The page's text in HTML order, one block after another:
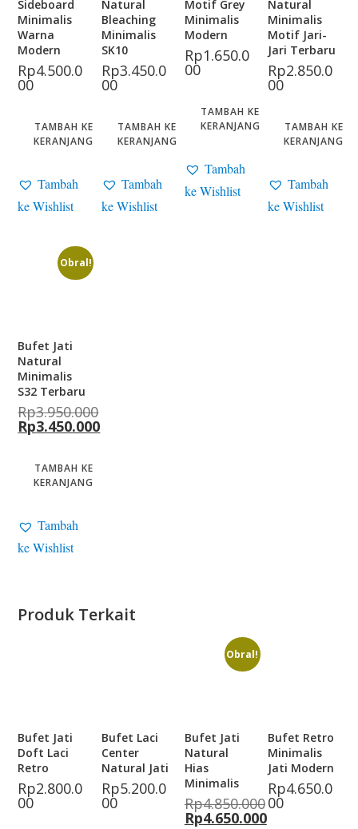
Sideboard
Minimalis
Warna
Modern
Rp4.500.0
00
TAMBAH KE
KERANJANG
Tambah
ke Wishlist
Natural
Bleaching
Minimalis
SK10
Rp3.450.0
00
TAMBAH KE
KERANJANG
Tambah
ke Wishlist
Motif Grey
Minimalis
Modern
Rp1.650.0
00
TAMBAH KE
KERANJANG
Tambah
ke Wishlist
Natural
Minimalis
Motif Jari-
Jari Terbaru
Rp2.850.0
00
TAMBAH KE
KERANJANG
Tambah
ke Wishlist
Obral!
Bufet Jati
Natural
Minimalis
S32 Terbaru
Rp3.950.000
Rp3.450.000
TAMBAH KE
KERANJANG
Tambah
ke Wishlist
Produk Terkait
Bufet Jati
Doft Laci
Retro
Rp2.800.0
00
Bufet Laci
Center
Natural Jati
Rp5.200.0
00
Obral!
Bufet Jati
Natural
Hias
Minimalis
Rp4.850.000
Rp4.650.000
Bufet Retro
Minimalis
Jati Modern
Rp4.650.0
00